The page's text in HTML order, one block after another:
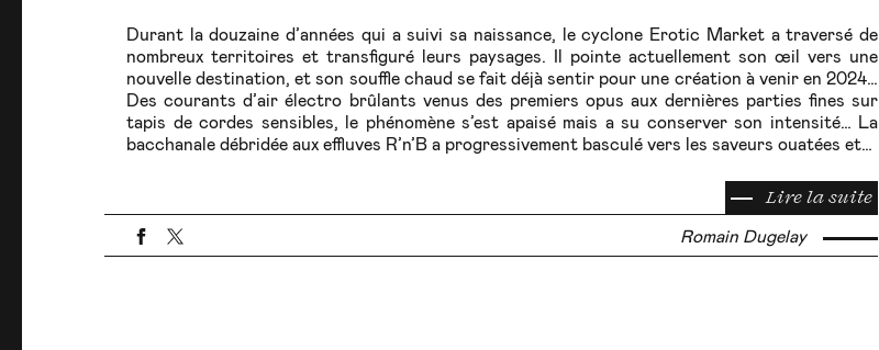
Durant la douzaine d’années qui a suivi sa naissance, le cyclone Erotic Market a traversé de
nombreux territoires et transfiguré leurs paysages. Il pointe actuellement son œil vers une
nouvelle destination, et son souffle chaud se fait déjà sentir pour une création à venir en 2024…
Des courants d’air électro brûlants venus des premiers opus aux dernières parties fines sur
tapis de cordes sensibles, le phénomène s’est apaisé mais a su conserver son intensité… La
bacchanale débridée aux effluves R’n’B a progressivement basculé vers les saveurs ouatées et…
Lire la suite
Romain Dugelay